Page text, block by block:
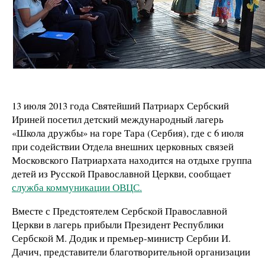
13 июля 2013 года Святейший Патриарх Сербский
Ириней посетил детский международный лагерь
«Школа дружбы» на горе Тара (Сербия), где с 6 июля
при содействии Отдела внешних церковных связей
Московского Патриархата находится на отдыхе группа
детей из Русской Православной Церкви, сообщает
служба коммуникации ОВЦС.
Вместе с Предстоятелем Сербской Православной
Церкви в лагерь прибыли Президент Республики
Сербской М. Додик и премьер-министр Сербии И.
Дачич, представители благотворительной организации